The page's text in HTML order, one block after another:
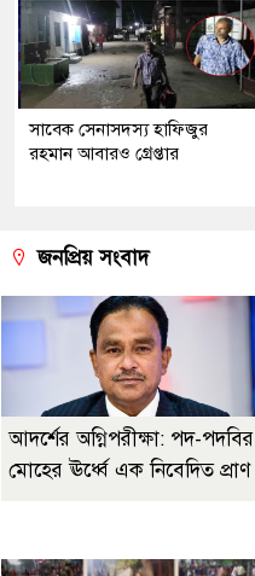
সাবেক সেনাসদস্য হাফিজুর
রহমান আবারও গ্রেপ্তার
জনপ্রিয় সংবাদ
আদর্শের অগ্নিপরীক্ষা: পদ-পদবির
মোহের ঊর্ধ্বে এক নিবেদিত প্রাণ